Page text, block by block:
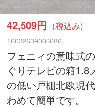
42,509円 (税込み)
16032639006686
フェニィの意味式
ぐりテレビの箱1.8
の低い戸棚北欧現
わめて簡単です。